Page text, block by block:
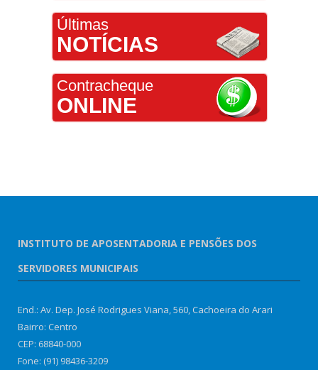
Últimas
NOTÍCIAS
Contracheque
ONLINE
INSTITUTO DE APOSENTADORIA E PENSÕES DOS
SERVIDORES MUNICIPAIS
End.: Av. Dep. José Rodrigues Viana, 560, Cachoeira do Arari
Bairro: Centro
CEP: 68840-000
Fone: (91) 98436-3209